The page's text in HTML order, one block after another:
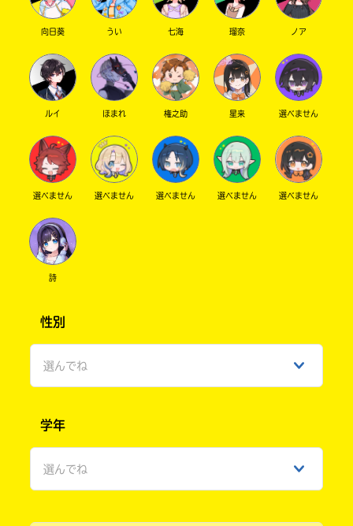
向日葵 うい 七海 瑠奈 ノア
ルイ ほまれ 権之助 星来 選べません
選べません 選べません 選べません 選べません 選べません
詩
性別
選んでね
ひみつ
学年
選んでね